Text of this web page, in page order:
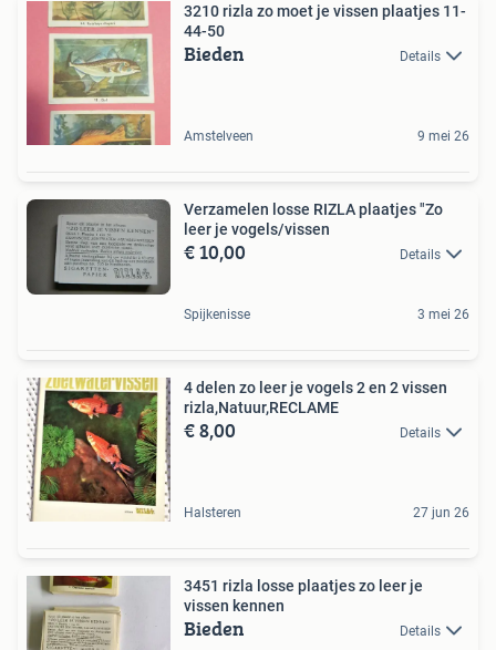
3210 rizla zo moet je vissen plaatjes 11-
44-50
Bieden Details
Amstelveen 9 mei 26
Verzamelen losse RIZLA plaatjes "Zo
leer je vogels/vissen
€ 10,00 Details
Spijkenisse 3 mei 26
4 delen zo leer je vogels 2 en 2 vissen
rizla,Natuur,RECLAME
€ 8,00 Details
Halsteren 27 jun 26
3451 rizla losse plaatjes zo leer je
vissen kennen
Bieden Details